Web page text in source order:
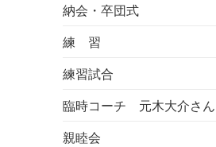
納会・卒団式
練 習
練習試合
臨時コーチ 元木大介さん
親睦会